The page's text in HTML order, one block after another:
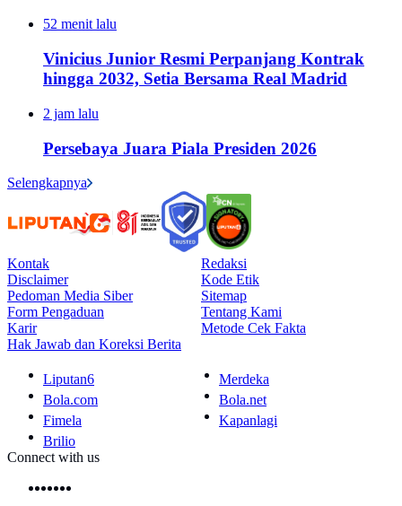
52 menit lalu
Vinicius Junior Resmi Perpanjang Kontrak
hingga 2032, Setia Bersama Real Madrid
2 jam lalu
Persebaya Juara Piala Presiden 2026
Selengkapnya
Kontak
Redaksi
Disclaimer
Kode Etik
Pedoman Media Siber
Sitemap
Form Pengaduan
Tentang Kami
Karir
Metode Cek Fakta
Hak Jawab dan Koreksi Berita
Liputan6
Merdeka
Bola.com
Bola.net
Fimela
Kapanlagi
Brilio
Connect with us